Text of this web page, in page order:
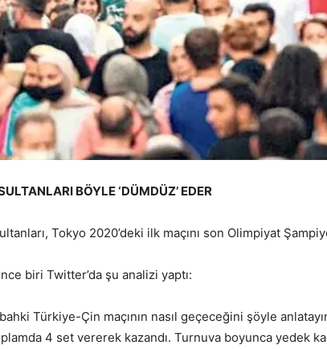
BÖYLE ‘DÜMDÜZ’ EDER
Tokyo 2020’deki ilk maçını son Olimpiyat
biri Twitter’da şu analizi yaptı:
Türkiye-Çin maçının nasıl geçeceğini şöyle
4 set vererek kazandı. Turnuva boyunca yedek